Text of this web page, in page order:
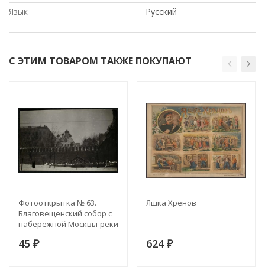
Язык
Русский
С ЭТИМ ТОВАРОМ ТАКЖЕ ПОКУПАЮТ
Фотооткрытка № 63.
Благовещенский собор с
набережной Москвы-реки
45 ₽
Яшка Хренов
624 ₽